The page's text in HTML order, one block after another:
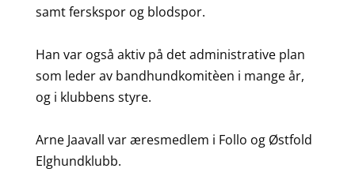
samt ferskspor og blodspor.
Han var også aktiv på det administrative plan
som leder av bandhundkomitèen i mange år,
og i klubbens styre.
Arne Jaavall var æresmedlem i Follo og Østfold
Elghundklubb.